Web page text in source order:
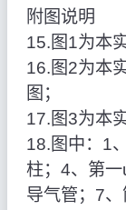
附图说明
15.图1为本
16.图2为本
图；
17.图3为本
18.图中：1
柱；4、第
导气管；7